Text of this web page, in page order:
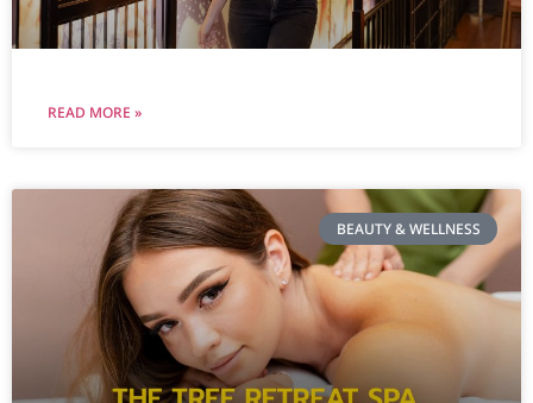
READ MORE »
BEAUTY & WELLNESS